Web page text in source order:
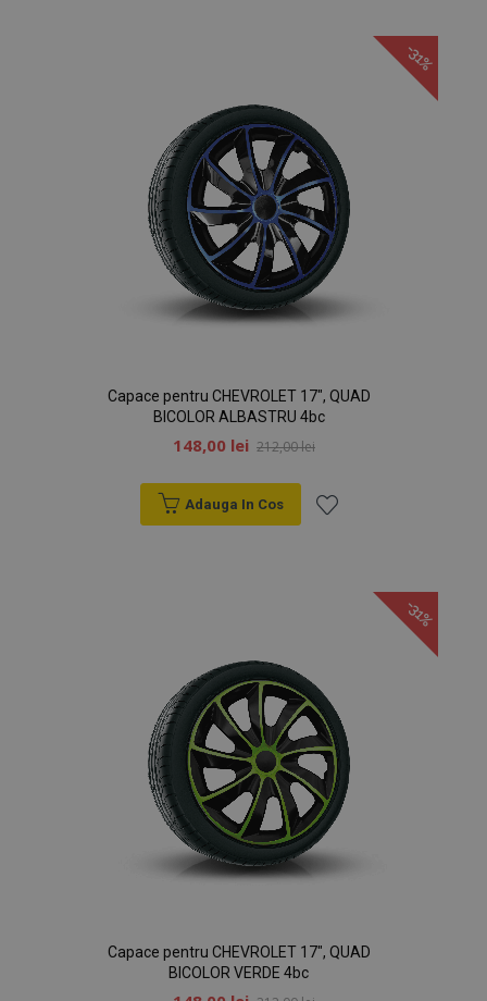
-31%
Capace pentru CHEVROLET 17", QUAD
BICOLOR ALBASTRU 4bc
148,00 lei 212,00 lei
Adauga In Cos
-31%
Capace pentru CHEVROLET 17", QUAD
BICOLOR VERDE 4bc